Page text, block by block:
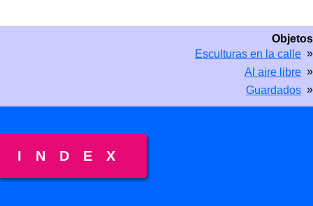
Objetos
Esculturas en la calle »
Al aire libre »
Guardados »
INDEX